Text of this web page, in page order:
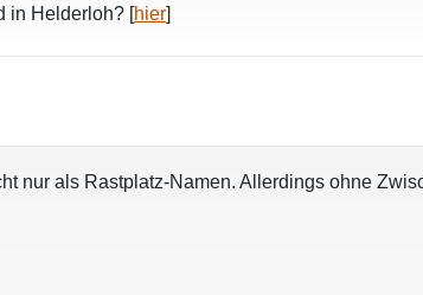
in Helderloh? [hier]
nur als Rastplatz-Namen. Allerdings ohne